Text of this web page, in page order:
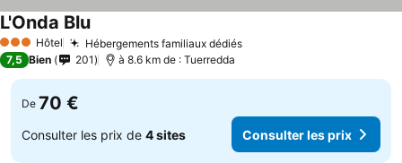
3 ÉtoilesHôtel Hébergements familiaux dédiés
L'Onda Blu
7,5 Bien 201 à 8.6 km de : Tuerredda
De 70 €
Consulter les prix de 4 sites Consulter les prix